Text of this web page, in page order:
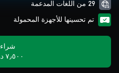
29 من اللغات المدعمة
تم تحسينها للأجهزة المحمولة
شراء
٧٫٥٠٠ د.ك.‏